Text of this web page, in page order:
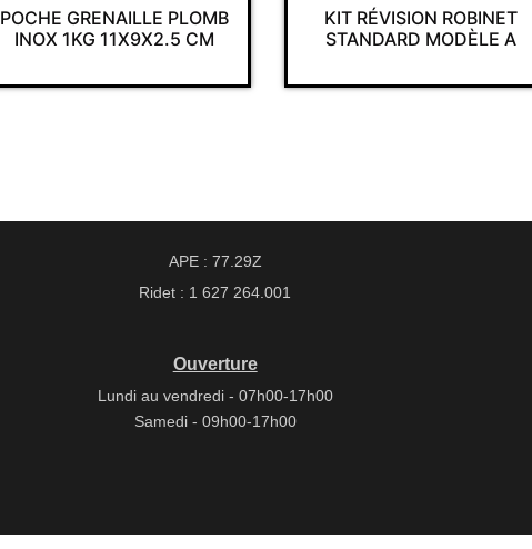
POCHE GRENAILLE PLOMB
INOX 1KG 11X9X2.5 CM
KIT RÉVISION ROBINET
STANDARD MODÈLE A
APE : 77.29Z
Ridet : 1 627 264.001
Ouverture
Lundi au vendredi - 07h00-17h00
Samedi - 09h00-17h00